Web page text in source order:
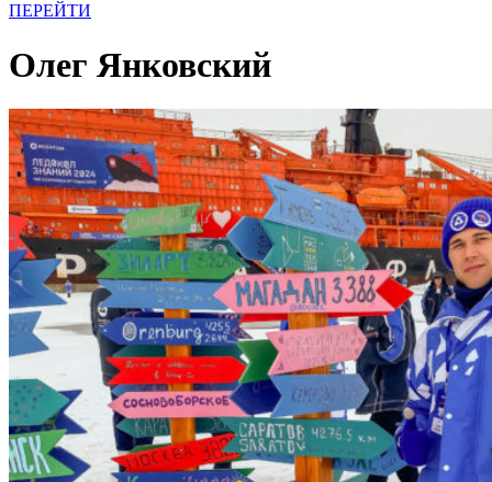
ПЕРЕЙТИ
Олег Янковский